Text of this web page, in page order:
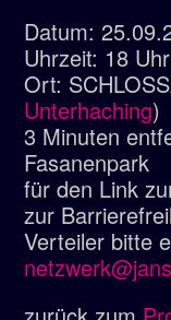
Datum:
Uhrzeit: 18
Ort:
Unterhaching)
3 Minuten
Fasanenpark
für den Link
zur
Verteiler bitte